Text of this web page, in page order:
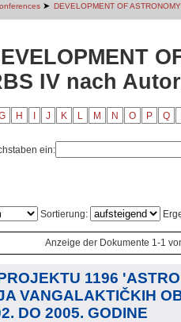
➤ DEVELOPMENT OF
IV nach
H J K L M N O P Q
ein:
Sortierung:
Anzeige der Dokumente 1-1
1196
VANGALAKTIČKIH
DO 2005. GODINE